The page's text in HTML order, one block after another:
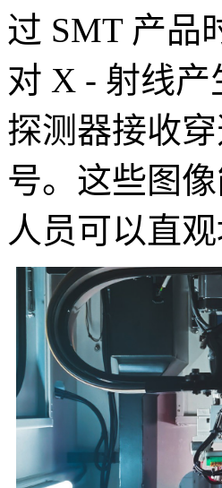
过 SMT 产品
对 X - 射线
探测器接收
号。这些图
人员可以直